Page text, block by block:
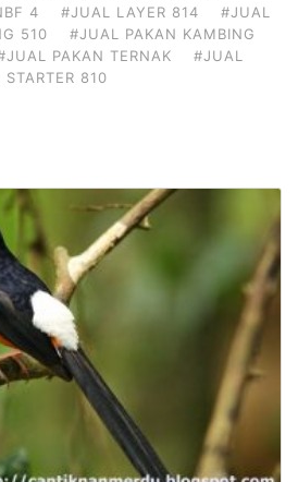
4
#JUAL LAYER 814
#JUAL
510
#JUAL PAKAN KAMBING
PAKAN TERNAK
#JUAL
810